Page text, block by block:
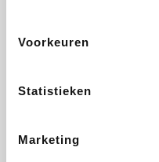
Voorkeuren
Statistieken
Marketing
ZEB